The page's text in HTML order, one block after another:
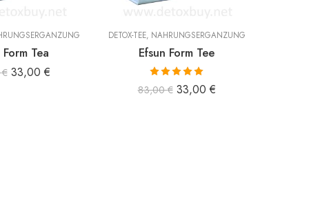
Tea
€ 33,00 €
DETOX-TEE, NAHRUNGSERGÄNZUNG
Efsun Form Tee
Bewertet mit
5.00 von 5
83,00€ 33,00 €